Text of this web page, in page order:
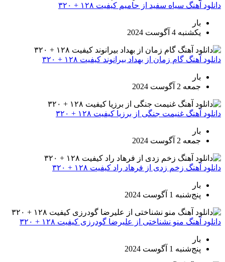
دانلود آهنگ سیاه سفید از حامیم کیفیت ۱۲۸ + ۳۲۰
بار
یکشنبه 4 آگوست 2024
دانلود آهنگ گام زمان از بهداد بیرانوند کیفیت ۱۲۸ + ۳۲۰
بار
جمعه 2 آگوست 2024
دانلود آهنگ غنیمت جنگی از برزیا کیفیت ۱۲۸ + ۳۲۰
بار
جمعه 2 آگوست 2024
دانلود آهنگ زخم زدی از فرهاد راد کیفیت ۱۲۸ + ۳۲۰
بار
پنج‌شنبه 1 آگوست 2024
دانلود آهنگ منو نشناختی از علیرضا گودرزی کیفیت ۱۲۸ + ۳۲۰
بار
پنج‌شنبه 1 آگوست 2024